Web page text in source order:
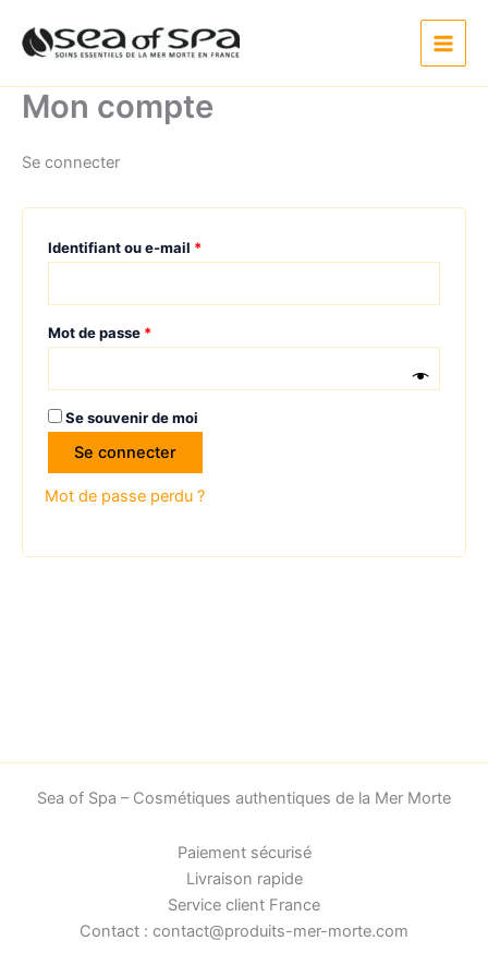
contenu
Mon compte
Se connecter
Identifiant ou e-mail *Obligatoire
Mot de passe *Obligatoire
Se souvenir de moi
Se connecter
Mot de passe perdu ?
Sea of Spa – Cosmétiques authentiques de la Mer Morte
Paiement sécurisé
Livraison rapide
Service client France
Contact : contact@produits-mer-morte.com